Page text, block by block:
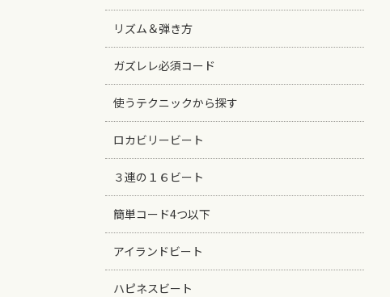
リズム＆弾き方
ガズレレ必須コード
使うテクニックから探す
ロカビリービート
３連の１６ビート
簡単コード4つ以下
アイランドビート
ハピネスビート